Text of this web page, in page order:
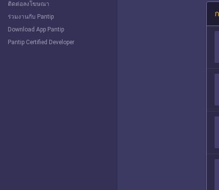
ติดต่อลงโฆษณา
ร่วมงานกับ Pantip
Download App Pantip
Pantip Certified Developer